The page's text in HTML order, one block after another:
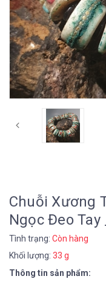
Chuỗi Xương
Ngọc Đeo Tay
Tình trạng: Còn hàng
Khối lượng: 33 g
Thông tin sản phẩm: